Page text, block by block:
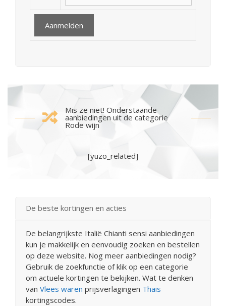
Mis ze niet! Onderstaande
aanbiedingen uit de categorie
Rode wijn
[yuzo_related]
De beste kortingen en acties
De belangrijkste Italië Chianti sensi aanbiedingen
kun je makkelijk en eenvoudig zoeken en bestellen
op deze website. Nog meer aanbiedingen nodig?
Gebruik de zoekfunctie of klik op een categorie
om actuele kortingen te bekijken. Wat te denken
van Vlees waren prijsverlagingen Thais
kortingscodes.